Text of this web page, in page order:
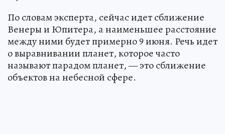
По словам эксперта, сейчас идет сближение
Венеры и Юпитера, а наименьшее расстояние
между ними будет примерно 9 июня. Речь идет
о выравнивании планет, которое часто
называют парадом планет, — это сближение
объектов на небесной сфере.